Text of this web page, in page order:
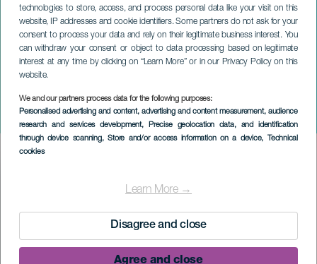
technologies to store, access, and process personal data like your visit on this
website, IP addresses and cookie identifiers. Some partners do not ask for your
consent to process your data and rely on their legitimate business interest. You
can withdraw your consent or object to data processing based on legitimate
interest at any time by clicking on “Learn More” or in our Privacy Policy on this
website.
We and our partners process data for the following purposes:
Personalised advertising and content, advertising and content measurement, audience
research and services development, Precise geolocation data, and identification
through device scanning, Store and/or access information on a device, Technical
cookies
Learn More →
Disagree and close
Agree and close
Solidariteitsrace in El
Paso
LA PALMA
Imagen